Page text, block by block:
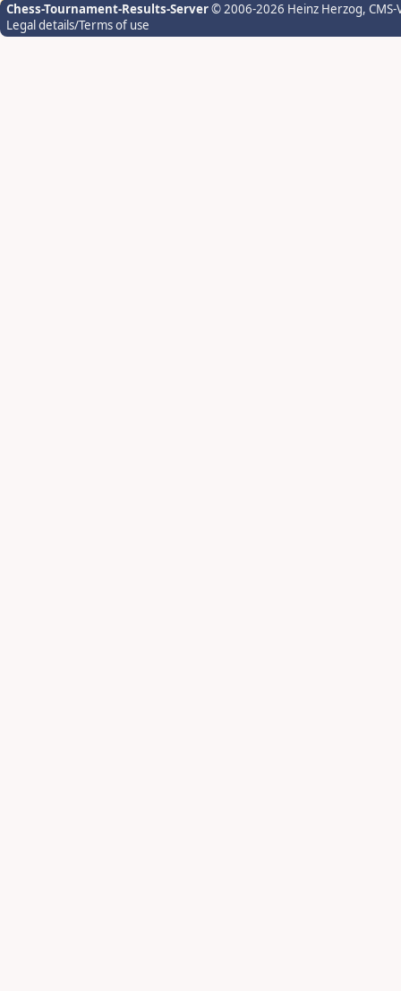
Chess-Tournament-Results-Server© 2006-2026 Heinz Herzog,
Legal details/Terms of use